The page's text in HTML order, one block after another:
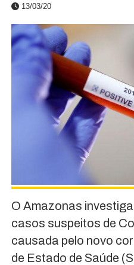
13/03/20
O Amazonas
casos suspeitos de
causada pelo novo
de Estado de Saúde